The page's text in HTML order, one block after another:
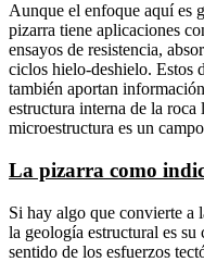
Aunque el enfoque aquí es
pizarra tiene aplicaciones
ensayos de resistencia,
ciclos hielo-deshielo. Estos
también aportan
estructura interna de la
microestructura es un
La pizarra como
Si hay algo que convierte a
la geología estructural es
sentido de los esfuerzos